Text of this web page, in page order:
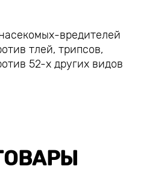
вредителей
тлей, трипсов,
52-х других видов